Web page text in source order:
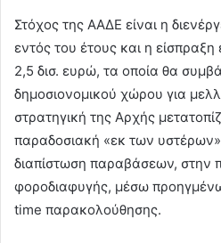
Στόχος της ΑΑΔΕ είναι η
εντός του έτους και η
2,5 δισ. ευρώ, τα οποία θα
δημοσιονομικού χώρου για
στρατηγική της Αρχής
παραδοσιακή «εκ των
διαπίστωση παραβάσεων, στην
φοροδιαφυγής, μέσω
time παρακολούθησης.